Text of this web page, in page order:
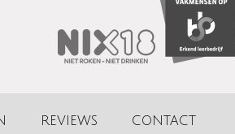
REVIEWS CONTACT